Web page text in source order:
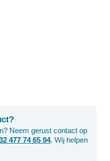
Neem gerust contact op
477 74 65 94. Wij helpen